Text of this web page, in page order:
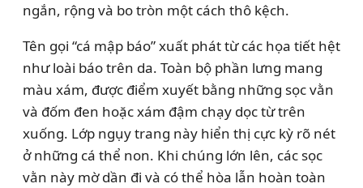
ngắn, rộng và bo tròn một cách thô kệch.
Tên gọi “cá mập báo” xuất phát từ các họa tiết hệt
như loài báo trên da. Toàn bộ phần lưng mang
màu xám, được điểm xuyết bằng những sọc vằn
và đốm đen hoặc xám đậm chạy dọc từ trên
xuống. Lớp ngụy trang này hiển thị cực kỳ rõ nét
ở những cá thể non. Khi chúng lớn lên, các sọc
vằn này mờ dần đi và có thể hòa lẫn hoàn toàn